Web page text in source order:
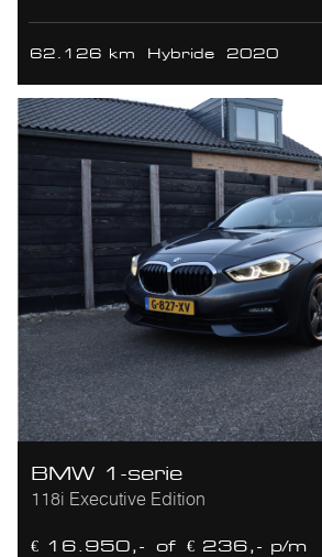
62.126 km Hybride 2020
BMW 1-serie
118i Executive Edition
€ 16.950,- of € 236,- p/m